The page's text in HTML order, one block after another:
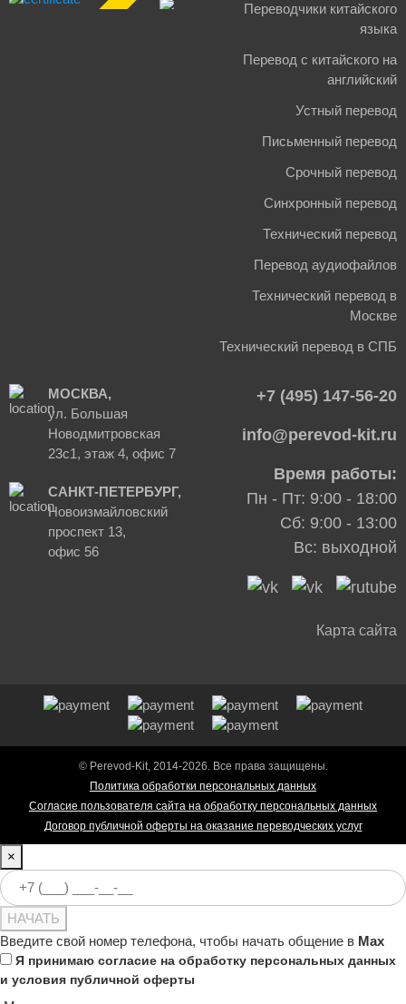
Переводчики китайского
языка
Перевод с китайского на
английский
Устный перевод
Письменный перевод
Срочный перевод
Синхронный перевод
Технический перевод
Перевод аудиофайлов
Технический перевод в
Москве
Технический перевод в СПБ
МОСКВА,
ул. Большая
Новодмитровская
23с1, этаж 4, офис 7
САНКТ-ПЕТЕРБУРГ,
Новоизмайловский
проспект 13,
офис 56
+7 (495) 147-56-20
info@perevod-kit.ru
Время работы:
Пн - Пт: 9:00 - 18:00
Сб: 9:00 - 13:00
Вс: выходной
Карта сайта
© Perevod-Kit, 2014-2026. Все права защищены.
Политика обработки персональных данных
Согласие пользователя сайта на обработку персональных данных
Договор публичной оферты на оказание переводческих услуг
×
НАЧАТЬ
Введите свой номер телефона, чтобы начать общение в Max
Я принимаю согласие на обработку персональных данных
и условия публичной оферты